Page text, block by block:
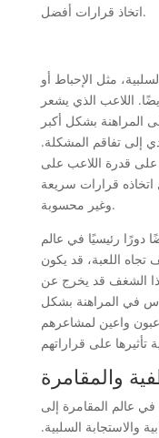
اتخاذ قرارات أفضل.
مثل الإحباط أو
اللاعب الذي يشعر
المراهنة بشكل أكبر
إلى تفاقم المشكلة.
على قدرة اللاعب على
اتخاذه قرارات سريعة
وغير محسوبة.
دورًا رئيسيًا في عالم
تجاه اللعبة، قد يكون
الشغف قد يخرج عن
في المراهنة بشكل
واعين لمشاعرهم
والمقامرة
في عالم المقامرة إلى
والاستجابة السلبية.